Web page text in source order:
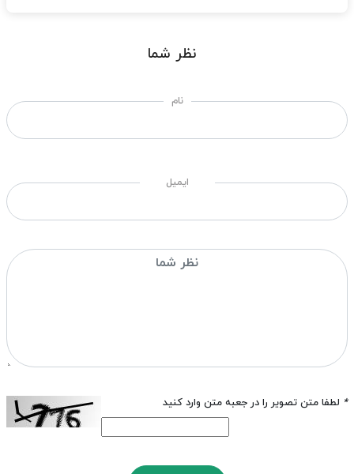
نظر شما
نام
ایمیل
* لطفا متن تصویر را در جعبه متن وارد کنید